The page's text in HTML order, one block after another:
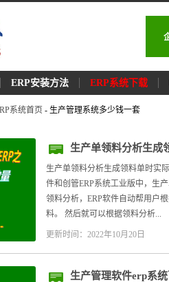
ERP安装方法 ERP系统下载
系统首页 - 生产管理系统多少钱一套
生产单领料分析生成
生产单领料分析生成领料单时实
件和创管ERP系统工业版中，生
领料分析，ERP软件自动帮用户
料。 然后就可以根据领料分析...
更新时间：2022年10月20日
生产管理软件erp系